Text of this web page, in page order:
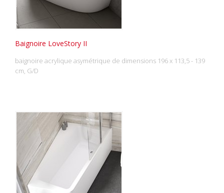
Baignoire LoveStory II
baignoire acrylique asymétrique de dimensions 196 x 113,5 - 139
cm, G/D